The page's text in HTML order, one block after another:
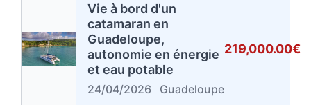
Vie à bord d'un
catamaran en
Guadeloupe,
autonomie en énergie
et eau potable
24/04/2026 Guadeloupe
219,000.00€